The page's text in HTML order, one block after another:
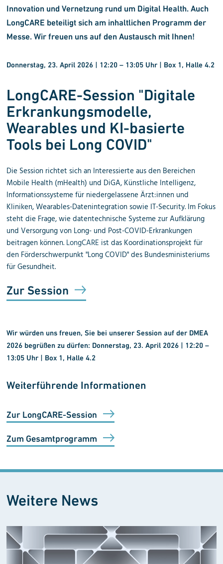
Innovation und Vernetzung rund um Digital Health. Auch
LongCARE beteiligt sich am inhaltlichen Programm der
Messe.Wir freuen uns auf den Austausch mit Ihnen!
Donnerstag, 23. April 2026 | 12:20– 13:05 Uhr | Box 1, Halle 4.2
LongCARE-Session "Digitale
Erkrankungsmodelle,
Wearables und KI-basierte
Tools bei Long COVID"
Die Session richtet sich an Interessierte aus den Bereichen
Mobile Health (mHealth) und DiGA, Künstliche Intelligenz,
Informationssysteme für niedergelassene Ärzt:innen und
Kliniken, Wearables-Datenintegration sowie IT-Security. Im Fokus
steht die Frage, wie datentechnische Systeme zur Aufklärung
und Versorgung von Long- und Post-COVID-Erkrankungen
beitragen können. LongCARE ist das Koordinationsprojekt für
den Förderschwerpunkt "Long COVID" des Bundesministeriums
für Gesundheit.
Zur Session
Wir würden uns freuen, Sie bei unserer Session auf der DMEA
2026 begrüßen zu dürfen: Donnerstag, 23. April 2026 | 12:20–
13:05 Uhr | Box 1, Halle 4.2
Weiterführende Informationen
Zur LongCARE-Session
Zum Gesamtprogramm
Weitere News